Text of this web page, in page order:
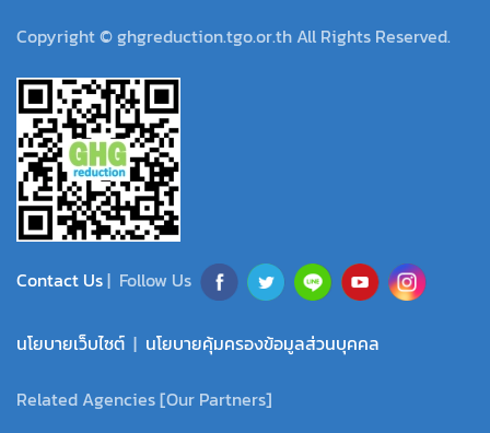
Copyright © ghgreduction.tgo.or.th All Rights Reserved.
Contact Us| Follow Us
นโยบายเว็บไซต์ | นโยบายคุ้มครองข้อมูลส่วนบุคคล
Related Agencies [Our Partners]